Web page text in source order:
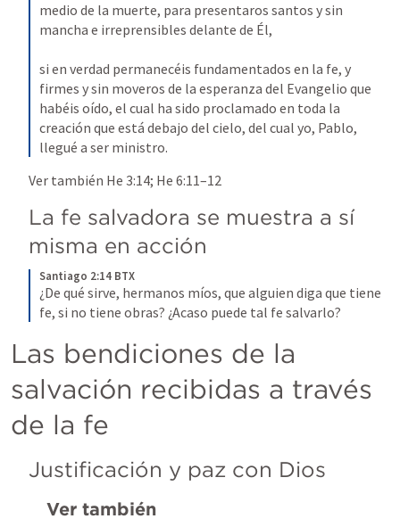
medio de la muerte, para presentaros santos y sin
mancha e irreprensibles delante de Él,
si en verdad permanecéis fundamentados en la fe, y
firmes y sin moveros de la esperanza del Evangelio que
habéis oído, el cual ha sido proclamado en toda la
creación que está debajo del cielo, del cual yo, Pablo,
llegué a ser ministro.
Ver también He 3:14; He 6:11–12
La fe salvadora se muestra a sí
misma en acción
Santiago 2:14 BTX
¿De qué sirve, hermanos míos, que alguien diga que tiene
fe, si no tiene obras? ¿Acaso puede tal fe salvarlo?
Las bendiciones de la
salvación recibidas a través
de la fe
Justificación y paz con Dios
Ver también